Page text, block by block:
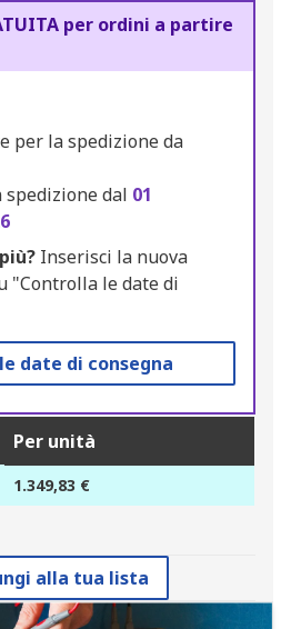
per ordini a partire
per la spedizione da
dal 01
Inserisci la nuova
"Controlla le date di
date di consegna
Per unità
1.349,83 €
alla tua lista